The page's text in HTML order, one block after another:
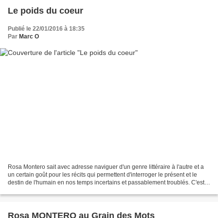
Le poids du coeur
Publié le 22/01/2016 à 18:35
Par Marc O
Rosa Montero sait avec adresse naviguer d'un genre littéraire à l'autre et a
un certain goût pour les récits qui permettent d'interroger le présent et le
destin de l'humain en nos temps incertains et passablement troublés. C'est
Rosa MONTERO au Grain des Mots